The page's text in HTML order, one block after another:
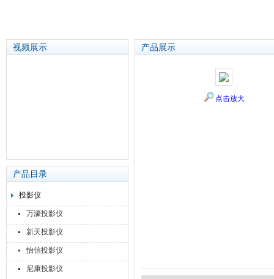
视频展示
产品目录
投影仪
万濠投影仪
新天投影仪
怡信投影仪
尼康投影仪
产品展示
点击放大